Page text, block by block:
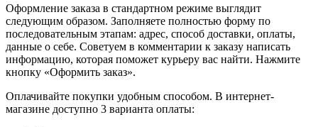
Оформление заказа в стандартном режиме выглядит
следующим образом. Заполняете полностью форму по
последовательным этапам: адрес, способ доставки, оплаты,
данные о себе. Советуем в комментарии к заказу написать
информацию, которая поможет курьеру вас найти. Нажмите
кнопку «Оформить заказ».
Оплачивайте покупки удобным способом. В интернет-
магазине доступно 3 варианта оплаты: